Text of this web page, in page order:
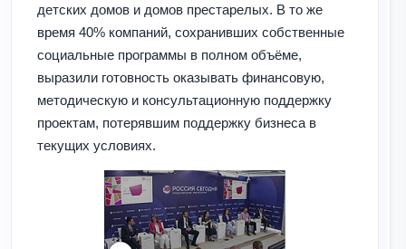
детских домов и домов престарелых. В то же
время 40% компаний, сохранивших собственные
социальные программы в полном объёме,
выразили готовность оказывать финансовую,
методическую и консультационную поддержку
проектам, потерявшим поддержку бизнеса в
текущих условиях.